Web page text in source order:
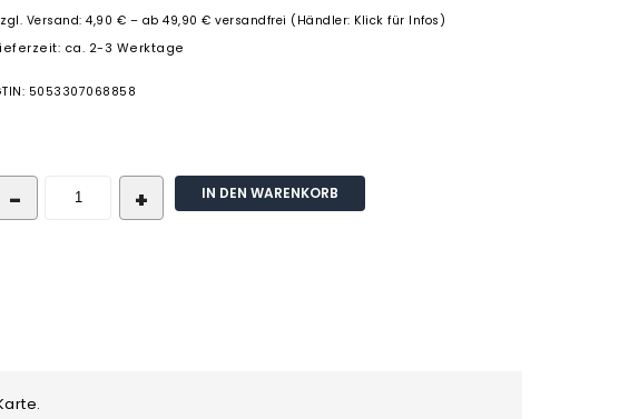
Versand: 4,90 € – ab 49,90 € versandfrei (Händler: Klick für Infos)
ca. 2-3 Werktage
5053307068858
IN DEN WARENKORB